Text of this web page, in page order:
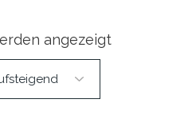
angezeigt